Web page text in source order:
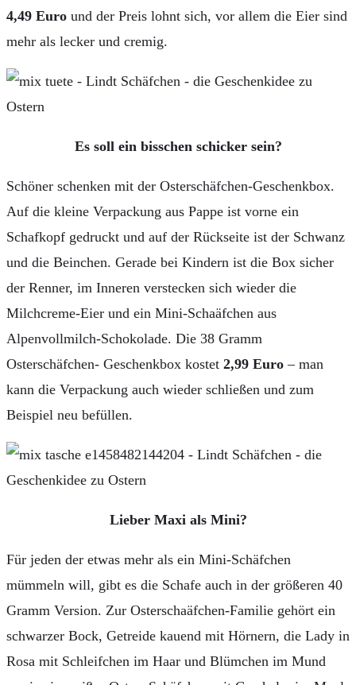
4,49 Euro und der Preis lohnt sich, vor allem die Eier sind
mehr als lecker und cremig.
Es soll ein bisschen schicker sein?
Schöner schenken mit der Osterschäfchen-Geschenkbox.
Auf die kleine Verpackung aus Pappe ist vorne ein
Schafkopf gedruckt und auf der Rückseite ist der Schwanz
und die Beinchen. Gerade bei Kindern ist die Box sicher
der Renner, im Inneren verstecken sich wieder die
Milchcreme-Eier und ein Mini-Schaäfchen aus
Alpenvollmilch-Schokolade. Die 38 Gramm
Osterschäfchen- Geschenkbox kostet 2,99 Euro– man
kann die Verpackung auch wieder schließen und zum
Beispiel neu befüllen.
Lieber Maxi als Mini?
Für jeden der etwas mehr als ein Mini-Schäfchen
mümmeln will, gibt es die Schafe auch in der größeren 40
Gramm Version. Zur Osterschaäfchen-Familie gehört ein
schwarzer Bock, Getreide kauend mit Hörnern, die Lady in
Rosa mit Schleifchen im Haar und Blümchen im Mund